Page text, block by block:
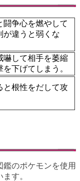
闘争心を燃やして
が違うと弱くな
嚇して相手を萎縮
下げてしまう。
と根性をだして攻
のポケモンを使用
す。